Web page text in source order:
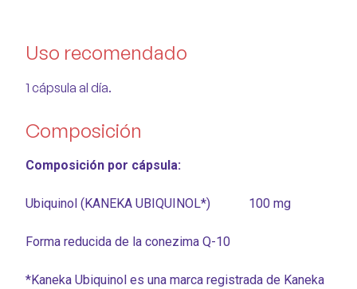
Uso recomendado
1 cápsula al día.
Composición
Composición por cápsula:
Ubiquinol (KANEKA UBIQUINOL*) 100 mg
Forma reducida de la conezima Q-10
*Kaneka Ubiquinol es una marca registrada de Kaneka